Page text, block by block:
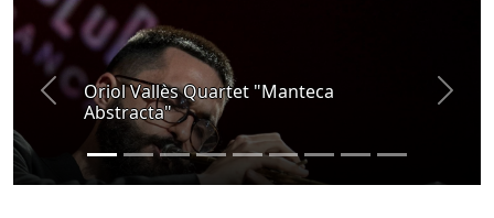
PROMOCIÓ
Oriol Vallès Quartet "Manteca
Abstracta"
Anterior